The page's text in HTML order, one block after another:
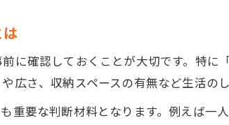
賃貸下見で役立つ専門用語の簡単解
賃貸下見時に手取り16万円の家賃目
に確認しておくことが大切です。特
広さ、収納スペースの有無など生活の
重要な判断材料となります。例えば一